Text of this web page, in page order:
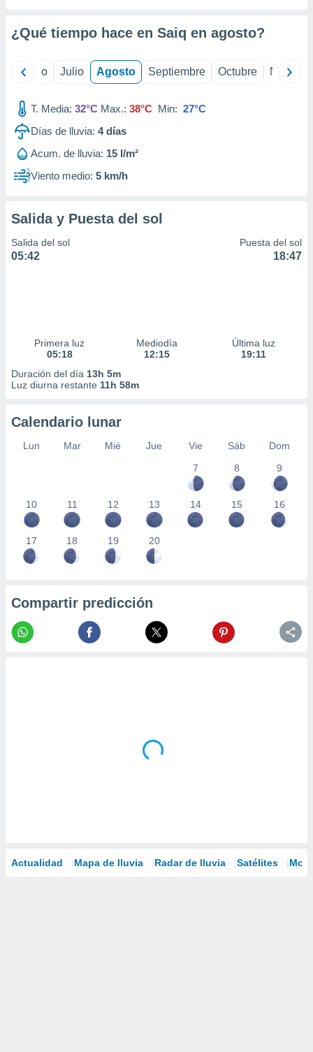
publicidad
de
¿Qué tiempo hace en Saiq en agosto?
Junio Julio Agosto Septiembre Octubre
T. Media: 32°C Max.: 38°C Min: 27°C
Días de lluvia: 4días
Acum. de lluvia: 15 l/m²
Viento medio: 5 km/h
Salida y Puesta del sol
Salida del sol
05:42
Puesta del sol
18:47
Primera luz
05:18
Mediodía
12:15
Última luz
19:11
Duración del día 13h 5m
Luz diurna restante 11h 58m
Calendario lunar
Lun Mar Mié Jue Vie Sáb
Dom
7
8 9
10 11 12 13 14 15 16
17 18 19 20
Compartir predicción
Actualidad Mapa de lluvia Radar de lluvia Satélites